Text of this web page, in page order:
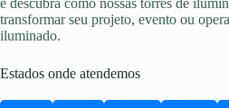
e descubra como nossas torres de
transformar seu projeto, evento ou
iluminado.
Estados onde atendemos